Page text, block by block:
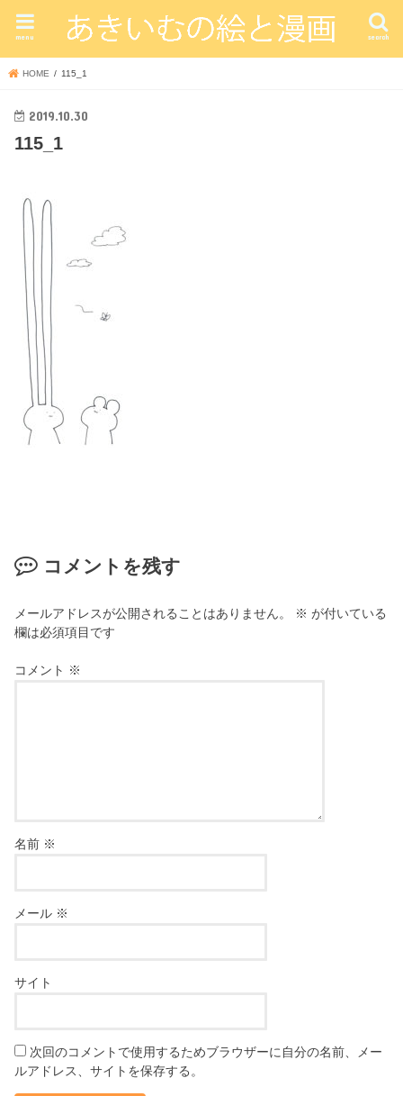
search
menu
HOME 115_1
2019.10.30
115_1
コメントを残す
メールアドレスが公開されることはありません。 ※ が付いている
欄は必須項目です
コメント ※
名前 ※
メール ※
サイト
次回のコメントで使用するためブラウザーに自分の名前、メー
ルアドレス、サイトを保存する。